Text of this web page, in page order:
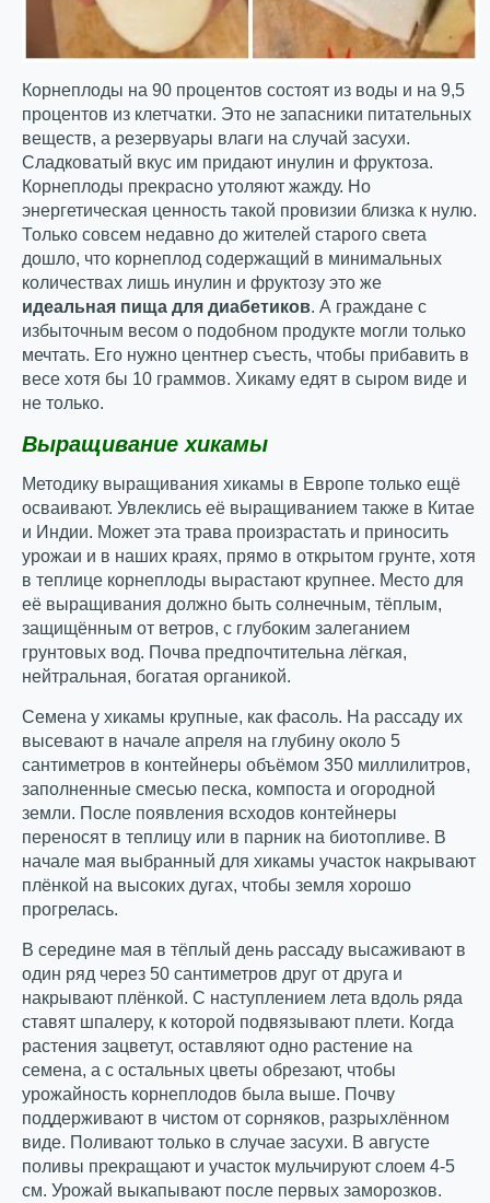
Корнеплоды на 90 процентов состоят из воды и на 9,5
процентов из клетчатки. Это не запасники питательных
веществ, а резервуары влаги на случай засухи.
Сладковатый вкус им придают инулин и фруктоза.
Корнеплоды прекрасно утоляют жажду. Но
энергетическая ценность такой провизии близка к нулю.
Только совсем недавно до жителей старого света
дошло, что корнеплод содержащий в минимальных
количествах лишь инулин и фруктозу это же
идеальная пища для диабетиков. А граждане с
избыточным весом о подобном продукте могли только
мечтать. Его нужно центнер съесть, чтобы прибавить в
весе хотя бы 10 граммов. Хикаму едят в сыром виде и
не только.
Выращивание хикамы
Методику выращивания хикамы в Европе только ещё
осваивают. Увлеклись её выращиванием также в Китае
и Индии. Может эта трава произрастать и приносить
урожаи и в наших краях, прямо в открытом грунте, хотя
в теплице корнеплоды вырастают крупнее. Место для
её выращивания должно быть солнечным, тёплым,
защищённым от ветров, с глубоким залеганием
грунтовых вод. Почва предпочтительна лёгкая,
нейтральная, богатая органикой.
Семена у хикамы крупные, как фасоль. На рассаду их
высевают в начале апреля на глубину около 5
сантиметров в контейнеры объёмом 350 миллилитров,
заполненные смесью песка, компоста и огородной
земли. После появления всходов контейнеры
переносят в теплицу или в парник на биотопливе. В
начале мая выбранный для хикамы участок накрывают
плёнкой на высоких дугах, чтобы земля хорошо
прогрелась.
В середине мая в тёплый день рассаду высаживают в
один ряд через 50 сантиметров друг от друга и
накрывают плёнкой. С наступлением лета вдоль ряда
ставят шпалеру, к которой подвязывают плети. Когда
растения зацветут, оставляют одно растение на
семена, а с остальных цветы обрезают, чтобы
урожайность корнеплодов была выше. Почву
поддерживают в чистом от сорняков, разрыхлённом
виде. Поливают только в случае засухи. В августе
поливы прекращают и участок мульчируют слоем 4-5
см. Урожай выкапывают после первых заморозков.